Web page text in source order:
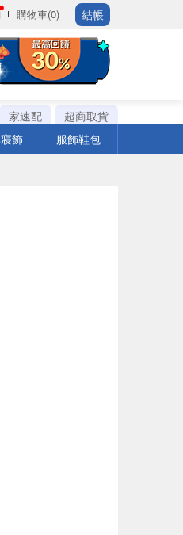
購物車(0) 結帳
家速配
超商取貨
飾 服飾鞋包